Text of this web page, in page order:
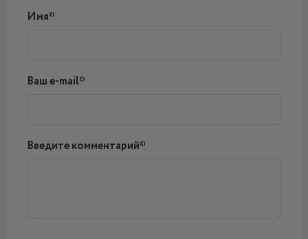
Имя*
Ваш e-mail*
Введите комментарий*